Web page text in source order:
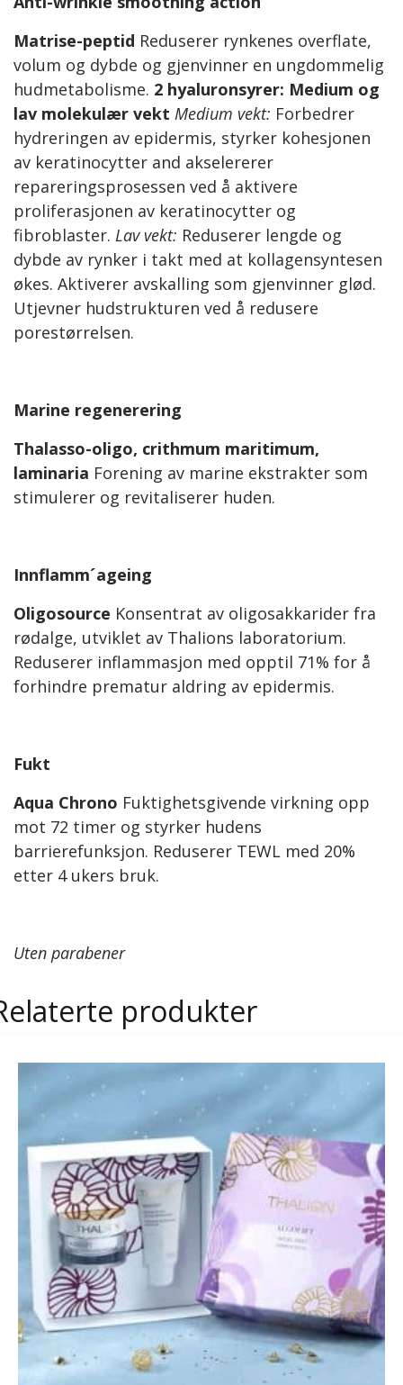
Matrise-peptid Reduserer rynkenes overflate,
volum og dybde og gjenvinner en ungdommelig
hudmetabolisme. 2 hyaluronsyrer: Medium og
lav molekulær vekt Medium vekt: Forbedrer
hydreringen av epidermis, styrker kohesjonen
av keratinocytter and akselererer
repareringsprosessen ved å aktivere
proliferasjonen av keratinocytter og
fibroblaster. Lav vekt: Reduserer lengde og
dybde av rynker i takt med at kollagensyntesen
økes. Aktiverer avskalling som gjenvinner glød.
Utjevner hudstrukturen ved å redusere
porestørrelsen.
Marine regenerering
Thalasso-oligo, crithmum maritimum,
laminaria Forening av marine ekstrakter som
stimulerer og revitaliserer huden.
Innflamm´ageing
Oligosource Konsentrat av oligosakkarider fra
rødalge, utviklet av Thalions laboratorium.
Reduserer inflammasjon med opptil 71% for å
forhindre prematur aldring av epidermis.
Fukt
Aqua Chrono Fuktighetsgivende virkning opp
mot 72 timer og styrker hudens
barrierefunksjon. Reduserer TEWL med 20%
etter 4 ukers bruk.
Uten parabener
produkter